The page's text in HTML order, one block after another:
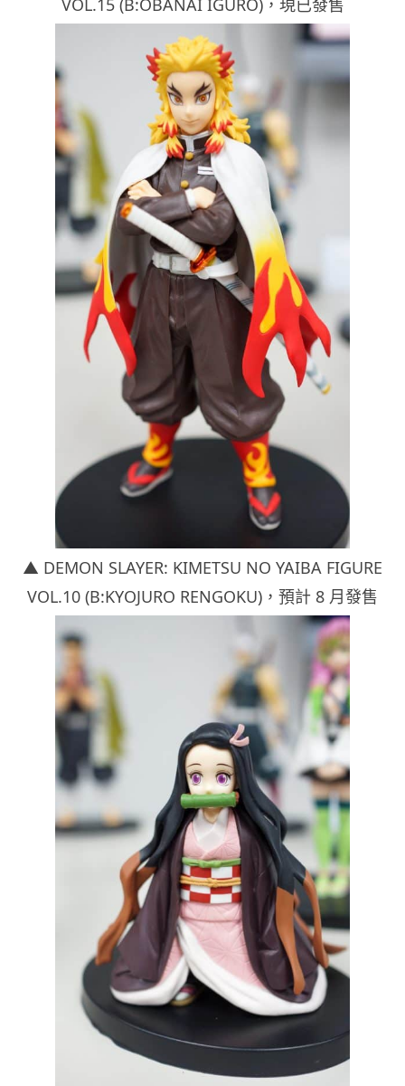
VOL.15 (B:OBANAI IGURO)，現已發售
▲ DEMON SLAYER: KIMETSU NO YAIBA FIGURE
VOL.10 (B:KYOJURO RENGOKU) ，預計 8 月發售